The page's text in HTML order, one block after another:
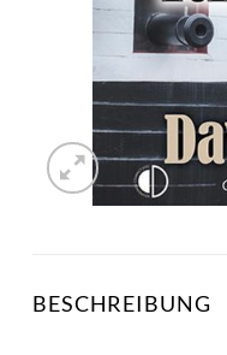
BESCHREIBUNG